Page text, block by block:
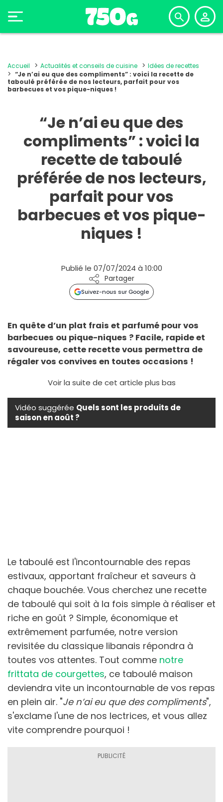
Accueil Actualités et conseils de cuisine
Idées de recettes
“Je n’ai eu que des compliments” : voici la recette de
taboulé préférée de nos lecteurs, parfait pour vos
barbecues et vos pique-niques !
“Je n’ai eu que des
compliments” : voici la
recette de taboulé
préférée de nos lecteurs,
parfait pour vos
barbecues et vos pique-
niques !
Publié le 07/07/2024 à 10:00
Partager
Suivez-nous sur Google
En quête d’un plat frais et parfumé pour vos
barbecues ou pique-niques ? Facile, rapide et
savoureuse, cette recette vous permettra de
régaler vos convives en toutes occasions !
Voir la suite de cet article plus bas
Vidéo suggérée Quels sont les produits de
saison en août ?
Le taboulé est l'incontournable des repas
estivaux, apportant fraîcheur et saveurs à
chaque bouchée. Vous cherchez une recette
de taboulé qui soit à la fois simple à réaliser et
riche en goût ? Simple, économique et
extrêmement parfumée, notre version
revisitée du classique libanais répondra à
toutes vos attentes. Tout comme notre
frittata de courgettes, ce taboulé maison
deviendra vite un incontournable de vos repas
en plein air. "Je n’ai eu que des compliments",
s'exclame l'une de nos lectrices, et vous allez
vite comprendre pourquoi !